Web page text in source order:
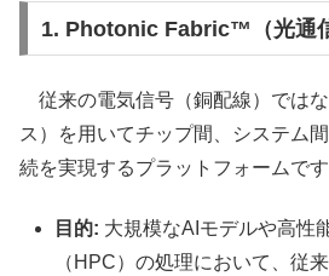
1. Photonic Fabric™（光通
従来の電気信号（銅配線）では
ス）を用いてチップ間、システム
続を実現するプラットフォームです
目的: 大規模なAIモデルや高性
（HPC）の処理において、従